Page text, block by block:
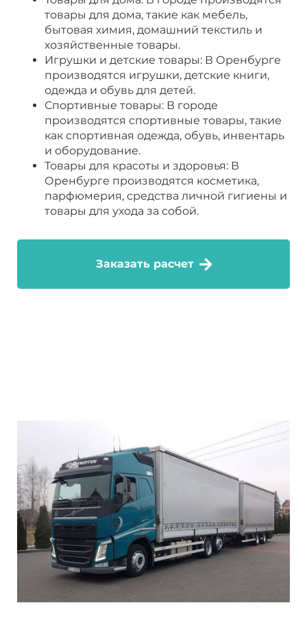
товары для дома, такие как мебель,
бытовая химия, домашний текстиль и
хозяйственные товары.
Игрушки и детские товары: В Оренбурге
производятся игрушки, детские книги,
одежда и обувь для детей.
Спортивные товары: В городе
производятся спортивные товары, такие
как спортивная одежда, обувь, инвентарь
и оборудование.
Товары для красоты и здоровья: В
Оренбурге производятся косметика,
парфюмерия, средства личной гигиены и
товары для ухода за собой.
Заказать расчет